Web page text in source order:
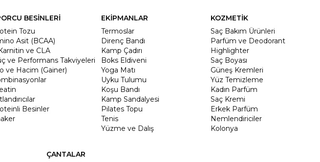
BESİNLERİ
Tozu
Asit (BCAA)
ve CLA
ve Performans Takviyeleri
ve Hacim (Gainer)
Besinler
EKİPMANLAR
Termoslar
Direnç Bandı
Kamp Çadırı
Boks Eldiveni
Yoga Matı
Uyku Tulumu
Koşu Bandı
Kamp Sandalyesi
Pilates Topu
Tenis
Yüzme ve Dalış
KOZMETİK
Saç Bakım Ürünleri
Parfüm ve Deodorant
Highlighter
Saç Boyası
Güneş Kremleri
Yüz Temizleme
Kadın Parfüm
Saç Kremi
Erkek Parfüm
Nemlendiriciler
Kolonya
ÇANTALAR